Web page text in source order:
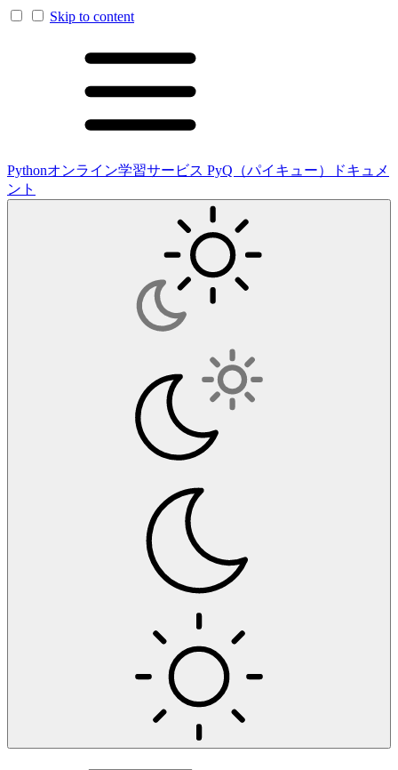
Skip to content
Pythonオンライン学習サービス PyQ（パイキュー）ドキュメ
ント